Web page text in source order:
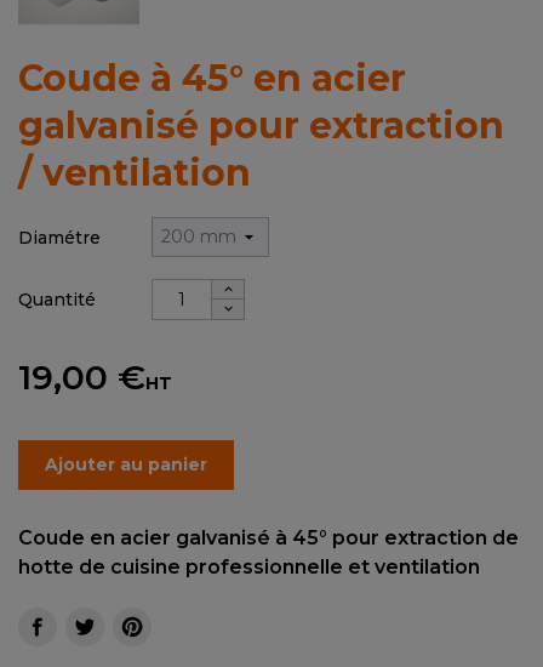
Coude à 45° en acier
galvanisé pour extraction
/ ventilation
Diamétre
Quantité
19,00 €HT
Ajouter au panier
Coude en acier galvanisé à 45° pour extraction de
hotte de cuisine professionnelle et ventilation